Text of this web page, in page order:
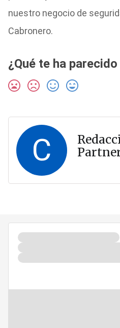
nuestro negocio de
Cabronero.
¿Qué te ha
C